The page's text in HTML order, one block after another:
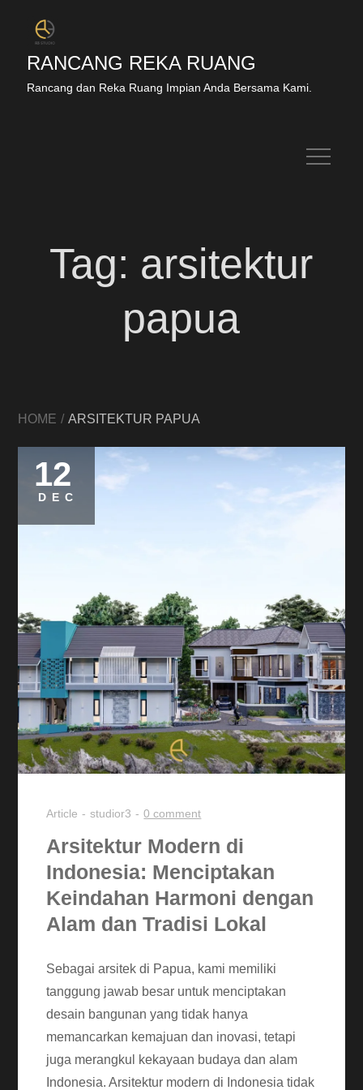
RANCANG REKA RUANG
Rancang dan Reka Ruang Impian Anda Bersama Kami.
Tag: arsitektur
papua
HOME ARSITEKTUR PAPUA
12
DEC
Article studior3 0 comment
Arsitektur Modern di
Indonesia: Menciptakan
Keindahan Harmoni dengan
Alam dan Tradisi Lokal
Sebagai arsitek di Papua, kami memiliki
tanggung jawab besar untuk menciptakan
desain bangunan yang tidak hanya
memancarkan kemajuan dan inovasi, tetapi
juga merangkul kekayaan budaya dan alam
Indonesia. Arsitektur modern di Indonesia tidak